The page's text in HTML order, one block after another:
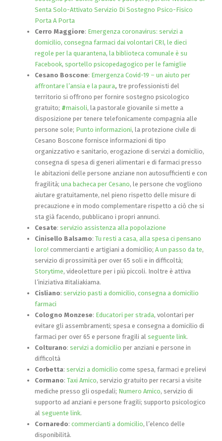
Senta Solo-Attivato Servizio Di Sostegno Psico-Fisico
Porta A Porta
Cerro Maggiore: Emergenza coronavirus: servizi a
domicilio, consegna farmaci dai volontari CRI, le dieci
regole per la quarantena, la biblioteca comunale è su
Facebook, sportello psicopedagogico per le famiglie
Cesano Boscone: Emergenza Covid-19 – un aiuto per
affrontare l’ansia e la paura, tre professionisti del
territorio si offrono per fornire sostegno psicologico
gratuito; #maisoli, la pastorale giovanile si mette a
disposizione per tenere telefonicamente compagnia alle
persone sole; Punto informazioni, la protezione civile di
Cesano Boscone fornisce informazioni di tipo
organizzativo e sanitario, erogazione di servizi a domicilio,
consegna di spesa di generi alimentari e di farmaci presso
le abitazioni delle persone anziane non autosufficienti e con
fragilità; una bacheca per Cesano, le persone che vogliono
aiutare gratuitamente, nel pieno rispetto delle misure di
precauzione e in modo complementare rispetto a ciò che si
sta già facendo, pubblicano i propri annunci.
Cesate: servizio assistenza alla popolazione
Cinisello Balsamo: Tu resti a casa, alla spesa ci pensano
loro! commercianti e artigiani a domicilio; A un passo da te,
servizio di prossimità per over 65 soli e in difficoltà;
Storytime, videoletture per i più piccoli. Inoltre è attiva
l’iniziativa #italiakiama.
Cisliano: servizio pasti a domicilio, consegna a domicilio
farmaci
Cologno Monzese: Educatori per strada, volontari per
evitare gli assembramenti; spesa e consegna a domicilio di
farmaci per over 65 e persone fragili al seguente link.
Colturano: servizi a domicilio per anziani e persone in
difficoltà
Corbetta: servizi a domicilio come spesa, farmaci e prelievi
Cormano: Taxi Amico, servizio gratuito per recarsi a visite
mediche presso gli ospedali; Numero Amico, servizio di
supporto ad anziani e persone fragili; supporto psicologico
al seguente link.
Cornaredo: commercianti a domicilio, l’elenco delle
disponibilità.